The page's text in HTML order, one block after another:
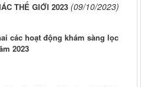
THẾ GIỚI 2023 (09/10/2023)
các hoạt động khám sàng lọc
2023